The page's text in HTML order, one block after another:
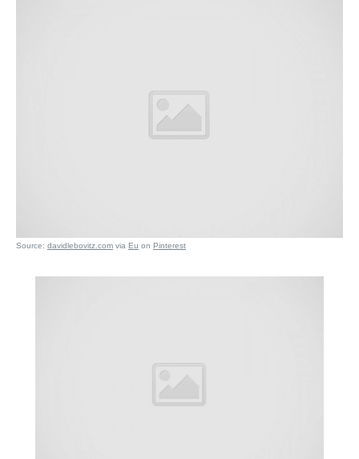
Source: davidlebovitz.com via Eu on Pinterest